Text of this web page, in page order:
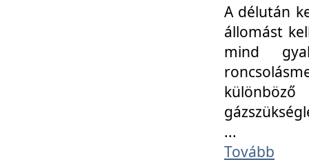
A délután
állomást
mind
...
Tovább